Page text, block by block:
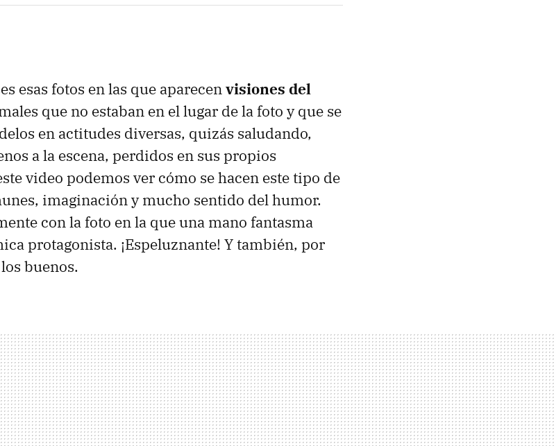
esas fotos en las que aparecenvisiones del
que no estaban en el lugar de la foto y que se
en actitudes diversas, quizás saludando,
a la escena, perdidos en sus propios
video podemos ver cómo se hacen este tipo de
imaginación y mucho sentido del humor.
con la foto en la que una mano fantasma
protagonista. ¡Espeluznante! Y también, por
buenos.